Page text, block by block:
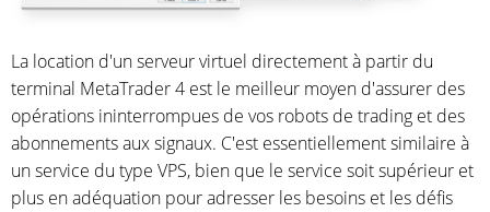
La location d'un serveur virtuel directement à partir du
terminal MetaTrader 4 est le meilleur moyen d'assurer des
opérations ininterrompues de vos robots de trading et des
abonnements aux signaux. C'est essentiellement similaire à
un service du type VPS, bien que le service soit supérieur et
plus en adéquation pour adresser les besoins et les défis